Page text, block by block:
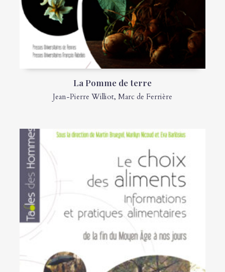
La Pomme de terre
Jean-Pierre Williot, Marc de Ferrière